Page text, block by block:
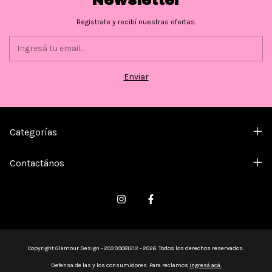
Registrate y recibí nuestras ofertas.
Categorías
Contactános
Copyright Glamour Design - 20399081212 - 2026. Todos los derechos reservados.
Defensa de las y los consumidores. Para reclamos ingresá acá.